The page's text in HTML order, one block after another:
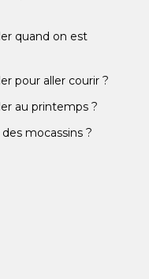
quand on est
pour aller courir ?
au printemps ?
mocassins ?